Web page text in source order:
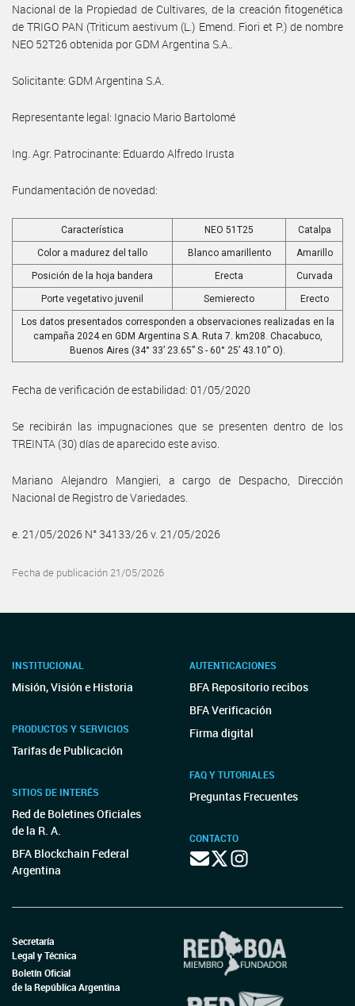
Nacional de la Propiedad de Cultivares, de la creación fitogenética
de TRIGO PAN (Triticum aestivum (L.) Emend. Fiori et P.) de nombre
NEO 52T26 obtenida por GDM Argentina S.A..
Solicitante: GDM Argentina S.A.
Representante legal: Ignacio Mario Bartolomé
Ing. Agr. Patrocinante: Eduardo Alfredo Irusta
Fundamentación de novedad:
Característica NEO 51T25 Catalpa
Color a madurez del tallo Blanco amarillento Amarillo
Posición de la hoja bandera Erecta Curvada
Porte vegetativo juvenil Semierecto Erecto
Los datos presentados corresponden a observaciones realizadas en la
campaña 2024 en GDM Argentina S.A. Ruta 7. km208. Chacabuco,
Buenos Aires (34° 33’ 23.65” S - 60° 25’ 43.10” O).
Fecha de verificación de estabilidad: 01/05/2020
Se recibirán las impugnaciones que se presenten dentro de los
TREINTA (30) días de aparecido este aviso.
Mariano Alejandro Mangieri, a cargo de Despacho, Dirección
Nacional de Registro de Variedades.
e. 21/05/2026 N° 34133/26 v. 21/05/2026
Fecha de publicación 21/05/2026
INSTITUCIONAL
Misión, Visión e Historia
PRODUCTOS Y SERVICIOS
Tarifas de Publicación
SITIOS DE INTERÉS
Red de Boletines Oficiales
de la R. A.
BFA Blockchain Federal
Argentina
AUTENTICACIONES
BFA Repositorio recibos
BFA Verificación
Firma digital
FAQ Y TUTORIALES
Preguntas Frecuentes
CONTACTO
Secretaría
Legal y Técnica
Boletín Oficial
de la República Argentina